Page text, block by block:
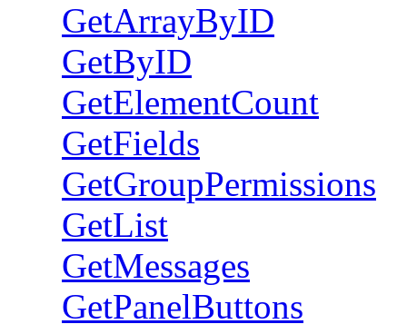
GetArrayByID
GetByID
GetElementCount
GetFields
GetGroupPermissions
GetList
GetMessages
GetPanelButtons